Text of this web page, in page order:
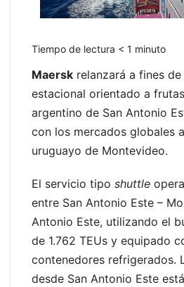
Tiempo de lectura < 1 minuto
Maersk relanzará a fines
estacional orientado a
argentino de San Antonio
con los mercados globales
uruguayo de Montevideo.
El servicio tipo shuttle
entre San Antonio Este –
Antonio Este, utilizando el
de 1.762 TEUs y equipado
contenedores refrigerados.
desde San Antonio Este